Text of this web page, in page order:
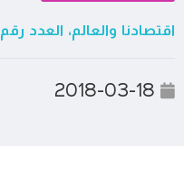
اقتصادنا والعالم، العدد رقم ٩٤